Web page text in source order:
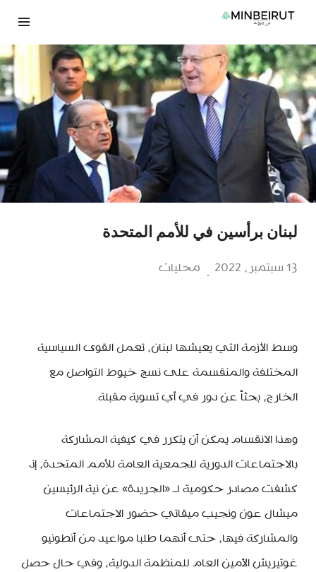
انتقل
المحتوى
لبنان برأسين في للأمم المتحدة
13 سبتمبر، 2022 محليات
وسط الأزمة التي يعيشها لبنان، تعمل القوى السياسية
المختلفة والمنقسمة على نسج خيوط التواصل مع
الخارج، بحثاً عن دور في أي تسوية مقبلة.
وهذا الانقسام يمكن أن يتكرر في كيفية المشاركة
بالاجتماعات الدورية للجمعية العامة للأمم المتحدة، إذ
كشفت مصادر حكومية لـ «الجريدة» عن نية الرئيسين
ميشال عون ونجيب ميقاتي حضور الاجتماعات
والمشاركة فيها، حتى أنهما طلبا مواعيد من أنطونيو
غوتيريش الأمين العام للمنظمة الدولية، وفي حال حصل